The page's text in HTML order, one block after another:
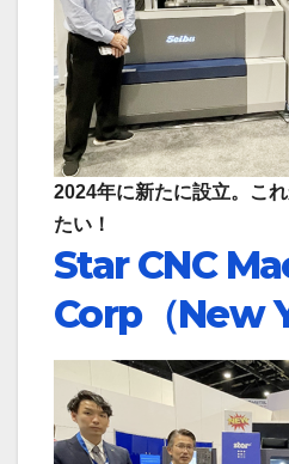
2024年に新たに設立。こ
たい！
Star CNC
Corp（New